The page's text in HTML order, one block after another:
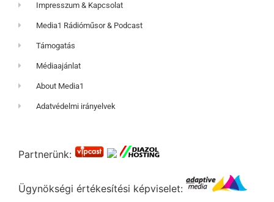
Impresszum & Kapcsolat
Media1 Rádióműsor & Podcast
Támogatás
Médiaajánlat
About Media1
Adatvédelmi irányelvek
Partnerünk:
Ügynökségi értékesítési képviselet: